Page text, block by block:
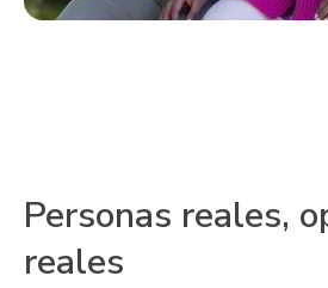
Personas reales,
reales